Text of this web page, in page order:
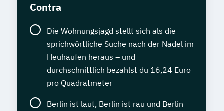
Contra
Die Wohnungsjagd stellt sich als die
sprichwörtliche Suche nach der Nadel im
Heuhaufen heraus – und
durchschnittlich bezahlst du 16,24 Euro
pro Quadratmeter
Berlin ist laut, Berlin ist rau und Berlin